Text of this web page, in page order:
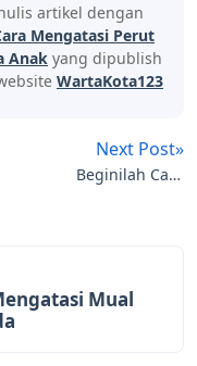
artikel dengan
Mengatasi Perut
Anak yang dipublish
WartaKota123
Next Post»
Beginilah Cara
Mual